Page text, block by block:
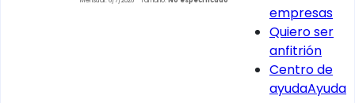
empresas
Quiero ser
anfitrión
Centro de
ayudaAyuda